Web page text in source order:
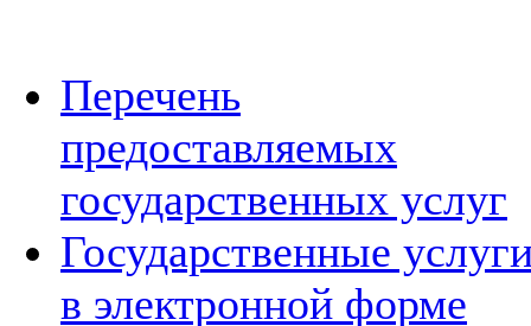
Перечень
предоставляемых
государственных услуг
Государственные
в электронной форме